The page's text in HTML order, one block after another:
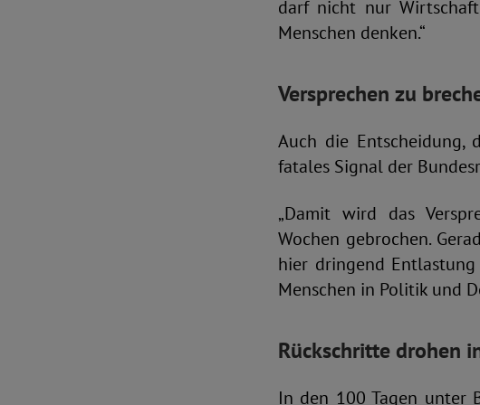
darf nicht nur
Menschen denken.“
Versprechen zu
Auch die Entscheidung,
fatales Signal der
„Damit wird das
Wochen gebrochen.
hier dringend Entlastung
Menschen in Politik und
Rückschritte drohen
In den 100 Tagen unter